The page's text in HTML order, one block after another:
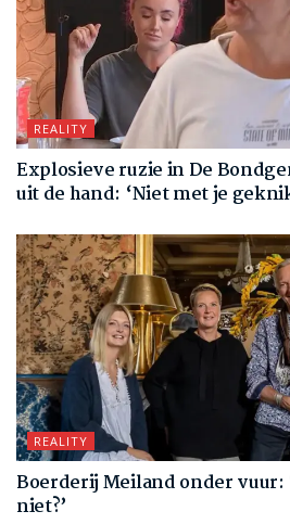
REALITY
Explosieve ruzie in De
uit de hand: ‘Niet met je
REALITY
Boerderij Meiland onder
niet?’